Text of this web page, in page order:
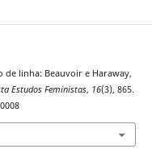
de linha: Beauvoir e Haraway,
Estudos Feministas, 16(3), 865.